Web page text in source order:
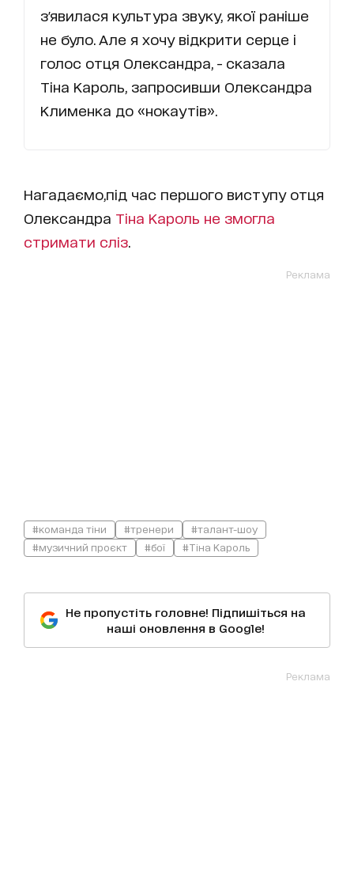
з'явилася культура звуку, якої раніше
не було. Але я хочу відкрити серце і
голос отця Олександра, - сказала
Тіна Кароль, запросивши Олександра
Клименка до «нокаутів».
Нагадаємо,під час першого виступу отця
Олександра Тіна Кароль не змогла
стримати сліз
Реклама
#команда тіни #тренери
#талант-шоу
#музичний проєкт
#бої #Тіна Кароль
Не пропустіть головне! Підпишіться на
наші оновлення в Google!
Реклама